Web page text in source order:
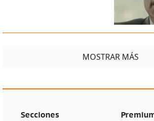
MOSTRAR MÁS
Secciones